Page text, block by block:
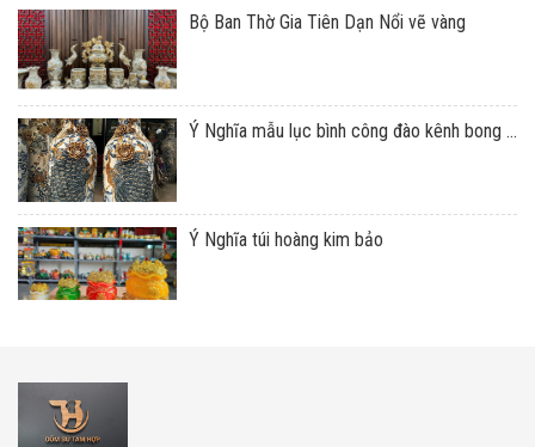
Bộ Ban Thờ Gia Tiên Dạn Nổi vẽ vàng
Ý Nghĩa mẫu lục bình công đào kênh bong ...
Ý Nghĩa túi hoàng kim bảo